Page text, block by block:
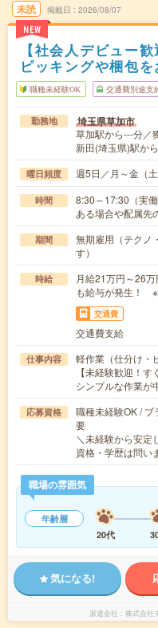
未読
NEW
掲載日 2026/08/07
【社会人デビュー
ピッキングや梱包を
職種未経験OK 交通費別途支
勤務地 埼玉県草加市
草加駅から---分／
新田(埼玉県)駅か
曜日頻度 週5日／月～金（土
時間
8:30～17:30（実
ある場合や配属
期間
無期雇用（テクノ
す）
時給
月給21万円～26
も給与が発生！
交通費
交通費支給
仕事内容
軽作業（仕分け・
【未経験歓迎！
シンプルな作業が
応募資格
職種未経験OK / ブ
要
＼未経験から安定
資格・学歴は問
職場の雰囲気
年齢層
20代
気になる!
派遣会社 株式会社